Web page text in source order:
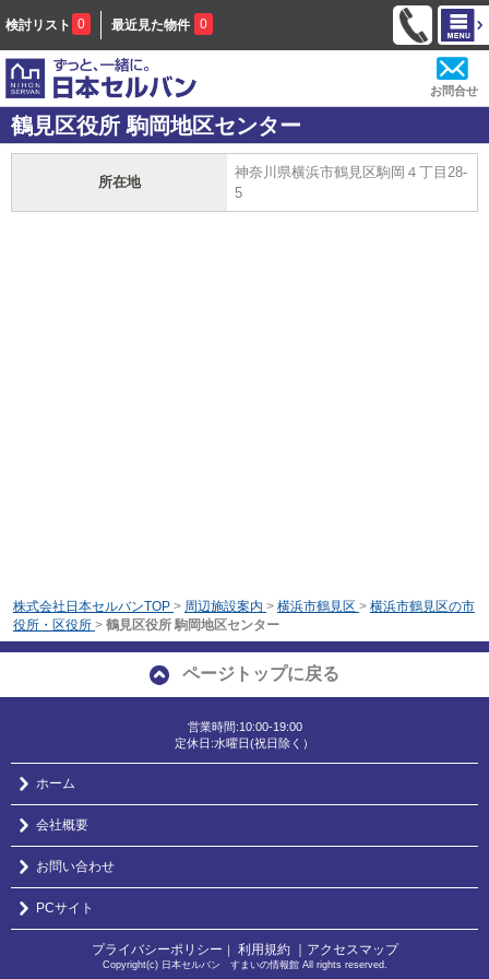
検討リスト 0 最近見た物件 0
お問合せ
鶴見区役所 駒岡地区センター
所在地
神奈川県横浜市鶴見区駒岡４丁目28-
5
株式会社日本セルバンTOP > 周辺施設案内 > 横浜市鶴見区 > 横浜市鶴見区の市
役所・区役所 > 鶴見区役所 駒岡地区センター
ページトップに戻る
営業時間:10:00-19:00
定休日:水曜日(祝日除く）
ホーム
会社概要
お問い合わせ
PCサイト
プライバシーポリシー 利用規約 ｜アクセスマップ
Copyright(c) 日本セルバン すまいの情報館 All rights reserved.